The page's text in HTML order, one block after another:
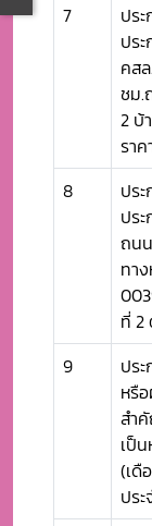
7
ปร
ปร
คส
ชม.
2 บ้
รา
8
ปร
ปร
ถน
ทา
ที่ 2
9
ปร
หรื
สำ
เป็
(เดื
ปร